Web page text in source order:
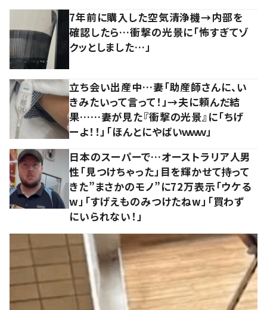
7年前に購入した空気清浄機→内部を
確認したら…衝撃の光景に「怖すぎてゾ
クッとしました…」
立ち会い出産中…妻「助産師さんに、い
きみたいって言って！」→夫に頼んだ結
果……妻が見た『衝撃の光景』に「ちげ
ーよ！！」「ほんとにやばいｗｗｗ」
日本のスーパーで…オーストラリア人男
性「見つけちゃった」目を輝かせて持って
きた”まさかのモノ”に72万表示「ウケる
w」「すげえものみつけたねw」「買わず
にいられない！」